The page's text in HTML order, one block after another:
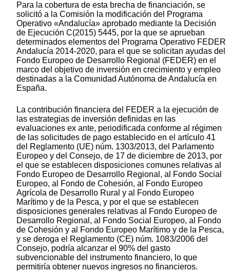
Para la cobertura de esta brecha de financiación, se
solicitó a la Comisión la modificación del Programa
Operativo «Andalucía» aprobado mediante la Decisión
de Ejecución C(2015) 5445, por la que se aprueban
determinados elementos del Programa Operativo FEDER
Andalucía 2014-2020, para el que se solicitan ayudas del
Fondo Europeo de Desarrollo Regional (FEDER) en el
marco del objetivo de inversión en crecimiento y empleo
destinadas a la Comunidad Autónoma de Andalucía en
España.
La contribución financiera del FEDER a la ejecución de
las estrategias de inversión definidas en las
evaluaciones ex ante, periodificada conforme al régimen
de las solicitudes de pago establecido en el artículo 41
del Reglamento (UE) núm. 1303/2013, del Parlamento
Europeo y del Consejo, de 17 de diciembre de 2013, por
el que se establecen disposiciones comunes relativas al
Fondo Europeo de Desarrollo Regional, al Fondo Social
Europeo, al Fondo de Cohesión, al Fondo Europeo
Agrícola de Desarrollo Rural y al Fondo Europeo
Marítimo y de la Pesca, y por el que se establecen
disposiciones generales relativas al Fondo Europeo de
Desarrollo Regional, al Fondo Social Europeo, al Fondo
de Cohesión y al Fondo Europeo Marítimo y de la Pesca,
y se deroga el Reglamento (CE) núm. 1083/2006 del
Consejo, podría alcanzar el 90% del gasto
subvencionable del instrumento financiero, lo que
permitiría obtener nuevos ingresos no financieros.